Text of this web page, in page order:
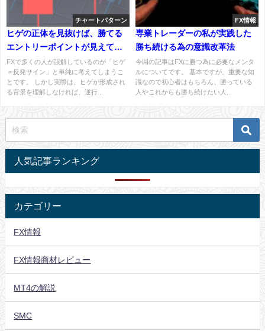
チャートパターン
ヒゲの正体を見抜けば、勝てる
エントリーポイントが見えてく
る！
FXで多くの人が誤解しているのが「ヒゲ
＝反発サイン」と単純に考えてしまうこ
とです。 しかし実際は、ヒゲが形成され
る背景を理解しなければ、逆行...
FX情報
専業トレーダーの私が実践した
勝ち続ける為の意識改革法
今回の記事はFXに勝つ為に必要なメンタ
ルについてです。 基本ですが、重要な知
識なので初心者はもちろん、勝っている
人やこれからも勝ち続けたい人...
人気記事ランキング
カテゴリー
FX情報
FX情報商材レビュー
MT4の解説
SMC